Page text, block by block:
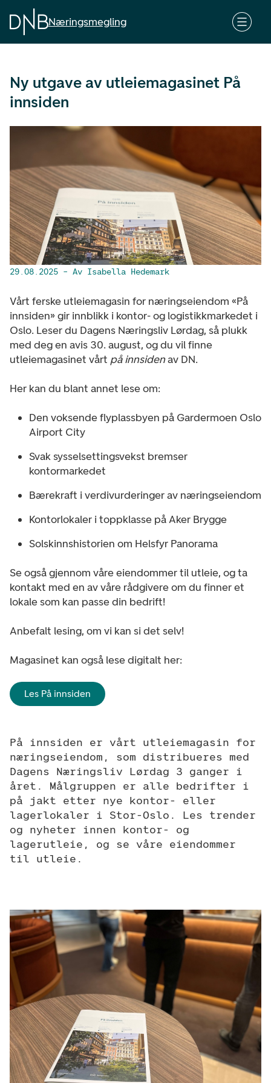
Næringsmegling
Ny utgave av utleiemagasinet På
innsiden
29.08.2025 – Av Isabella Hedemark
Vårt ferske utleiemagasin for næringseiendom «På
innsiden» gir innblikk i kontor- og logistikkmarkedet i
Oslo. Leser du Dagens Næringsliv Lørdag, så plukk
med deg en avis 30. august, og du vil finne
utleiemagasinet vårt på innsidenav DN.
Her kan du blant annet lese om:
Den voksende flyplassbyen på Gardermoen Oslo
Airport City
Svak sysselsettingsvekst bremser
kontormarkedet
Bærekraft i verdivurderinger av næringseiendom
Kontorlokaler i toppklasse på Aker Brygge
Solskinnshistorien om Helsfyr Panorama
Se også gjennom våre eiendommer til utleie, og ta
kontakt med en av våre rådgivere om du finner et
lokale som kan passe din bedrift!
Anbefalt lesing, om vi kan si det selv!
Magasinet kan også lese digitalt her:
Les På innsiden
På innsiden er vårt utleiemagasin for
næringseiendom, som distribueres med
Dagens Næringsliv Lørdag 3 ganger i
året. Målgruppen er alle bedrifter i
på jakt etter nye kontor- eller
lagerlokaler i Stor-Oslo. Les trender
og nyheter innen kontor- og
lagerutleie, og se våre eiendommer
til utleie.